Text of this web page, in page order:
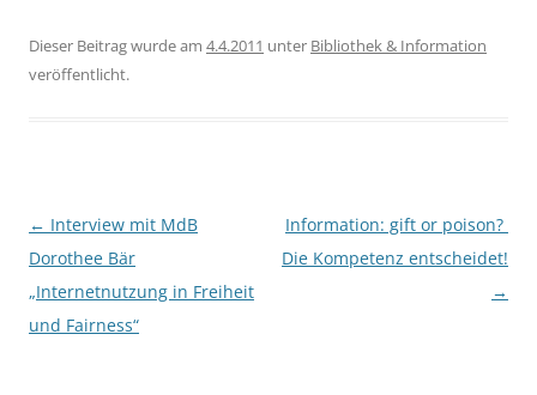
Dieser Beitrag wurde am 4.4.2011 unter Bibliothek & Information
veröffentlicht.
Beitragsnavigation
← Interview mit MdB
Dorothee Bär
„Internetnutzung in Freiheit
und Fairness“
Information: gift or poison? 
Die Kompetenz entscheidet!
→